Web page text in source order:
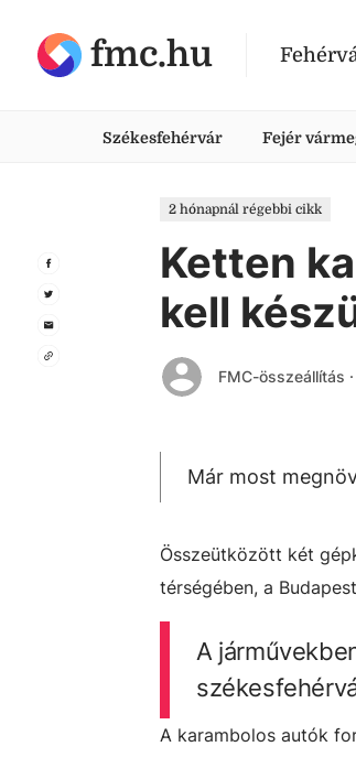
fmc.hu
Székesfehérvár Fejér
2 hónapnál régebbi cikk
Ketten
kell
FMC-összeállítás ·
Már most
Összeütközött két
térségében, a
A
A karambolos autók